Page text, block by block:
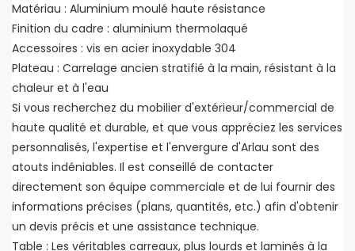
Matériau : Aluminium moulé haute résistance
Finition du cadre : aluminium thermolaqué
Accessoires : vis en acier inoxydable 304
Plateau : Carrelage ancien stratifié à la main, résistant à la
chaleur et à l'eau
Si vous recherchez du mobilier d'extérieur/commercial de
haute qualité et durable, et que vous appréciez les services
personnalisés, l'expertise et l'envergure d'Arlau sont des
atouts indéniables. Il est conseillé de contacter
directement son équipe commerciale et de lui fournir des
informations précises (plans, quantités, etc.) afin d'obtenir
un devis précis et une assistance technique.
Table : Les véritables carreaux, plus lourds et laminés à la